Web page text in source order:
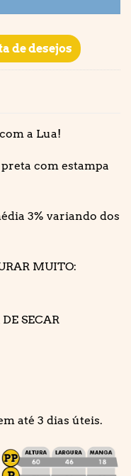
de desejos
a Lua!
com estampa
3% variando dos
MUITO:
SECAR
até 3 dias úteis.